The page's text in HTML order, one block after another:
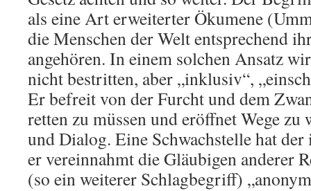
als eine Art erweiterter Ökumene
die Menschen der Welt entsprechend
angehören. In einem solchen Ansatz
nicht bestritten, aber „inklusiv“,
Er befreit von der Furcht und dem
retten zu müssen und eröffnet Wege
und Dialog. Eine Schwachstelle hat
er vereinnahmt die Gläubigen anderer
(so ein weiterer Schlagbegriff)